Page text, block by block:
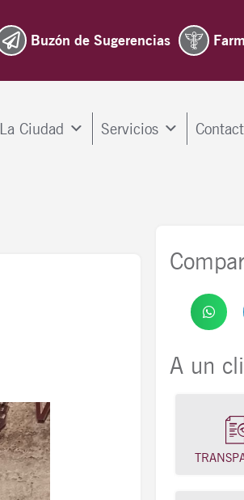
Buzón de Sugerencias
La Ciudad Servicios
A un